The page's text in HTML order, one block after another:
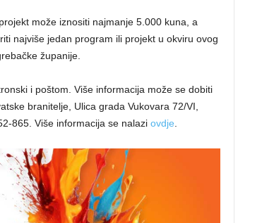
može iznositi najmanje 5.000 kuna, a
najviše jedan program ili projekt u okviru ovog
županije.
i poštom. Više informacija može se dobiti
branitelje, Ulica grada Vukovara 72/VI,
865. Više informacija se nalazi ovdje